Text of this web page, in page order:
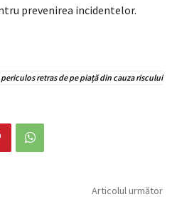
prevenirea incidentelor.
retras de pe piață din cauza riscului
Articolul următor